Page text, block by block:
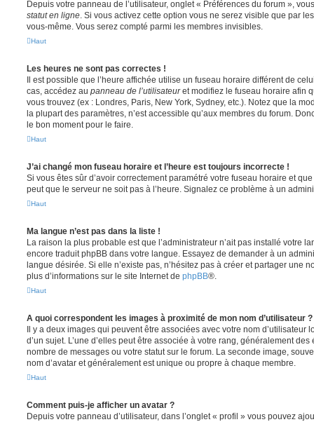
Depuis votre panneau de l’utilisateur, onglet « Préférences du forum »,
statut en ligne. Si vous activez cette option vous ne serez visible que par
vous-même. Vous serez compté parmi les membres invisibles.
Haut
Les heures ne sont pas correctes !
Il est possible que l’heure affichée utilise un fuseau horaire différent de
cas, accédez au panneau de l’utilisateuret modifiez le fuseau horaire afin
vous trouvez (ex : Londres, Paris, New York, Sydney, etc.). Notez que la
la plupart des paramètres, n’est accessible qu’aux membres du forum.
le bon moment pour le faire.
Haut
J’ai changé mon fuseau horaire et l’heure est toujours incorrecte !
Si vous êtes sûr d’avoir correctement paramétré votre fuseau horaire et
peut que le serveur ne soit pas à l’heure. Signalez ce problème à un
Haut
Ma langue n’est pas dans la liste !
La raison la plus probable est que l’administrateur n’ait pas installé votre
encore traduit phpBB dans votre langue. Essayez de demander à un
langue désirée. Si elle n’existe pas, n’hésitez pas à créer et partager une
plus d’informations sur le site Internet de phpBB®.
Haut
A quoi correspondent les images à proximité de mon nom d’utilisateur ?
Il y a deux images qui peuvent être associées avec votre nom d’utilisateur
d’un sujet. L’une d’elles peut être associée à votre rang, généralement
nombre de messages ou votre statut sur le forum. La seconde image,
nom d’avatar et généralement est unique ou propre à chaque membre.
Haut
Comment puis-je afficher un avatar ?
Depuis votre panneau d’utilisateur, dans l’onglet « profil » vous pouvez